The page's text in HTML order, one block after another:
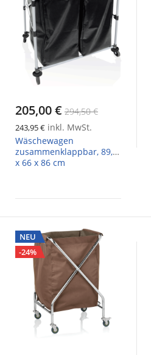
205,00 € 294,50 €
243,95 € inkl. MwSt.
Wäschewagen
zusammenklappbar, 89,5
x 66 x 86 cm
NEU
-24%